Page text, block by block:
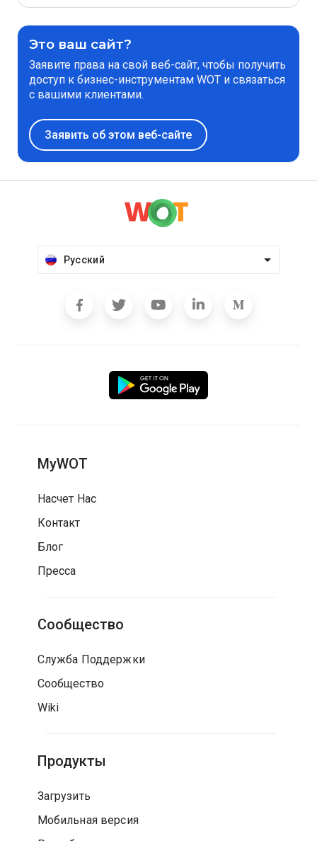
Это ваш сайт?
Заявите права на свой веб-сайт, чтобы получить
доступ к бизнес-инструментам WOT и связаться
с вашими клиентами.
Заявить об этом веб-сайте
Русский
MyWOT
Насчет Нас
Контакт
Блог
Пресса
Сообщество
Служба Поддержки
Сообщество
Wiki
Продукты
Загрузить
Мобильная версия